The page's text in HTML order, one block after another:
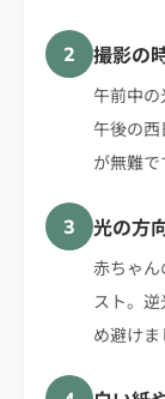
2 撮影の
午前中の
午後の
が無難で
3 光の方
赤ちゃ
スト。
め避けま